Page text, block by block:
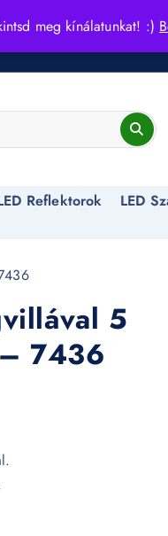
meg kínálatunkat! :)
Reflektorok LED
5
7436